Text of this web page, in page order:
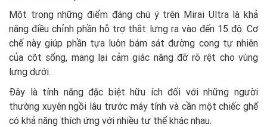
Một trong những điểm đáng chú ý trên Mirai Ultra là khả
năng điều chỉnh phần hỗ trợ thắt lưng ra vào đến 15 độ. Cơ
chế này giúp phần tựa luôn bám sát đường cong tự nhiên
của cột sống, mang lại cảm giác nâng đỡ rõ rệt cho vùng
lưng dưới.
Đây là tính năng đặc biệt hữu ích đối với những người
thường xuyên ngồi lâu trước máy tính và cần một chiếc ghế
có khả năng thích ứng với nhiều tư thế khác nhau.